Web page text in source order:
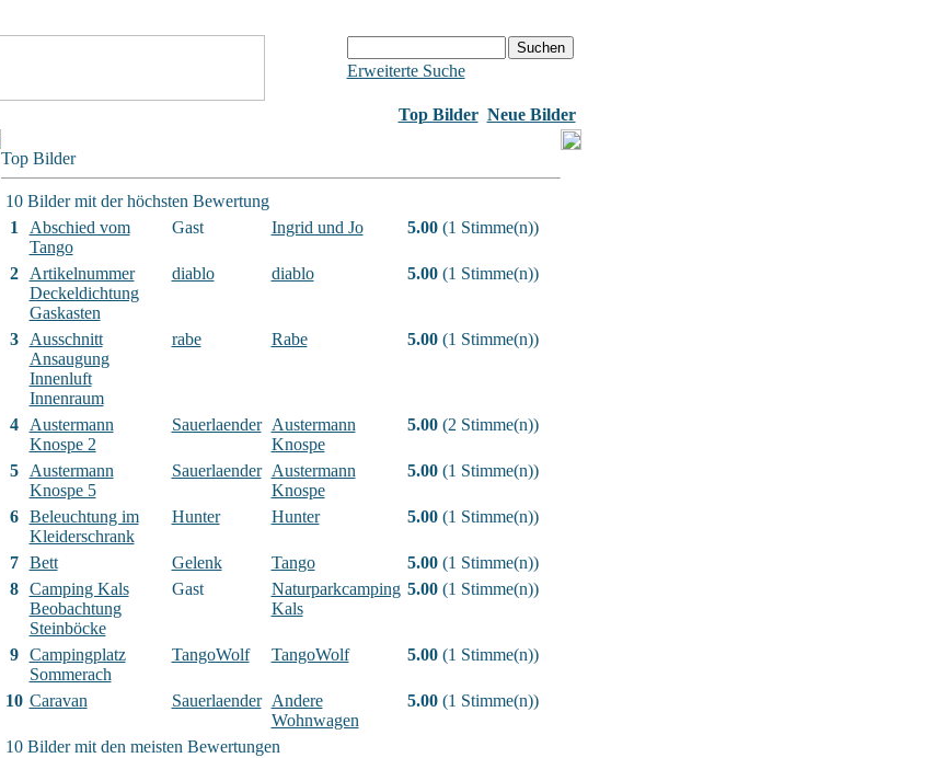
Erweiterte Suche
Top Bilder Neue Bilder
Top Bilder
10 Bilder mit der höchsten Bewertung
1
Abschied vom
Tango
Gast Ingrid und Jo 5.00(1 Stimme(n))
2
Artikelnummer
Deckeldichtung
Gaskasten
diablo diablo 5.00(1 Stimme(n))
3
Ausschnitt
Ansaugung
Innenluft
Innenraum
rabe Rabe 5.00(1 Stimme(n))
4
Austermann
Knospe 2
Sauerlaender
Austermann
Knospe
5.00(2 Stimme(n))
5
Austermann
Knospe 5
Sauerlaender
Austermann
Knospe
5.00(1 Stimme(n))
6
Beleuchtung im
Kleiderschrank
Hunter Hunter 5.00(1 Stimme(n))
7 Bett Gelenk Tango 5.00(1 Stimme(n))
8
Camping Kals
Beobachtung
Steinböcke
Gast
Naturparkcamping
Kals
5.00(1 Stimme(n))
9
Campingplatz
Sommerach
TangoWolf TangoWolf 5.00(1 Stimme(n))
10 Caravan Sauerlaender
Andere
Wohnwagen
5.00(1 Stimme(n))
10 Bilder mit den meisten Bewertungen